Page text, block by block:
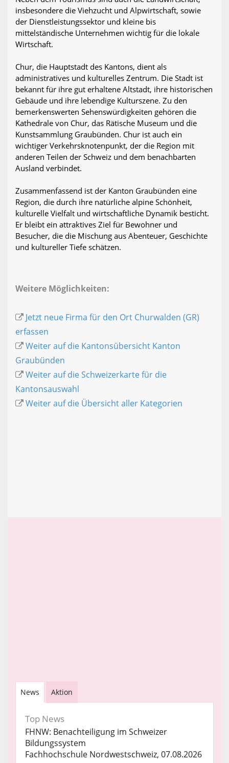
insbesondere die Viehzucht und Alpwirtschaft, sowie
der Dienstleistungssektor und kleine bis
mittelständische Unternehmen wichtig für die lokale
Wirtschaft.
Chur, die Hauptstadt des Kantons, dient als
administratives und kulturelles Zentrum. Die Stadt ist
bekannt für ihre gut erhaltene Altstadt, ihre historischen
Gebäude und ihre lebendige Kulturszene. Zu den
bemerkenswerten Sehenswürdigkeiten gehören die
Kathedrale von Chur, das Rätische Museum und die
Kunstsammlung Graubünden. Chur ist auch ein
wichtiger Verkehrsknotenpunkt, der die Region mit
anderen Teilen der Schweiz und dem benachbarten
Ausland verbindet.
Zusammenfassend ist der Kanton Graubünden eine
Region, die durch ihre natürliche alpine Schönheit,
kulturelle Vielfalt und wirtschaftliche Dynamik besticht.
Er bleibt ein attraktives Ziel für Bewohner und
Besucher, die die Mischung aus Abenteuer, Geschichte
und kultureller Tiefe schätzen.
Weitere Möglichkeiten:
Jetzt neue Firma für den Ort Churwalden (GR)
erfassen
Weiter auf die Kantonsübersicht Kanton
Graubünden
Weiter auf die Schweizerkarte für die
Kantonsauswahl
Weiter auf die Übersicht aller Kategorien
News Aktion
Top News
FHNW: Benachteiligung im Schweizer
Bildungssystem
Fachhochschule Nordwestschweiz, 07.08.2026